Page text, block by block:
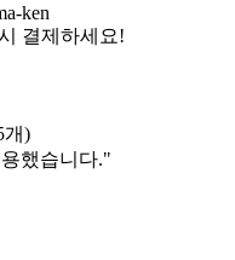
ken
결제하세요!
개)
했습니다."